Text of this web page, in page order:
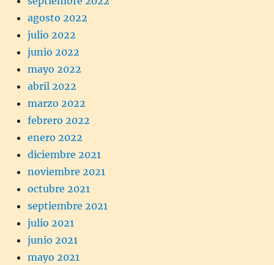
agosto 2022
julio 2022
junio 2022
mayo 2022
abril 2022
marzo 2022
febrero 2022
enero 2022
diciembre 2021
noviembre 2021
octubre 2021
septiembre 2021
julio 2021
junio 2021
mayo 2021